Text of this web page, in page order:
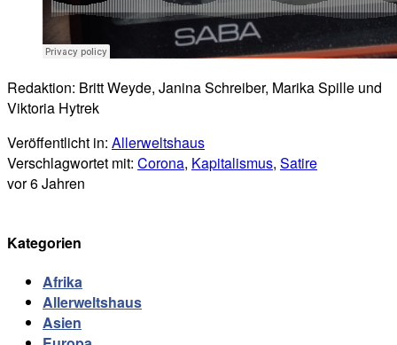
Redaktion: Britt Weyde, Janina Schreiber, Marika Spille und
Viktoria Hytrek
Veröffentlicht in: Allerweltshaus
Verschlagwortet mit: Corona, Kapitalismus, Satire
vor 6 Jahren
Kategorien
Afrika
Allerweltshaus
Asien